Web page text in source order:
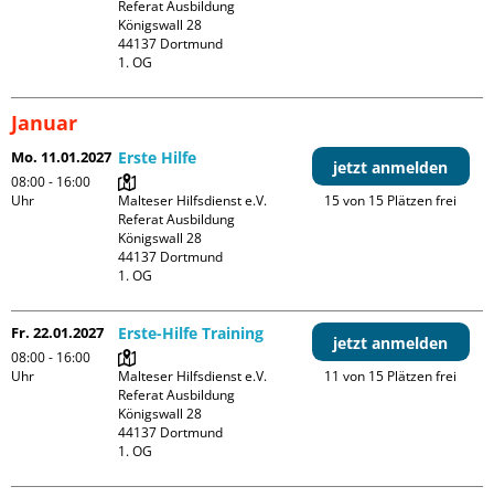
Referat Ausbildung
Königswall 28
44137 Dortmund
1. OG
Januar
Mo. 11.01.2027
08:00 - 16:00
Uhr
Erste Hilfe
Malteser Hilfsdienst e.V.
Referat Ausbildung
Königswall 28
44137 Dortmund
1. OG
jetzt anmelden
15 von 15 Plätzen frei
Fr. 22.01.2027
08:00 - 16:00
Uhr
Erste-Hilfe Training
Malteser Hilfsdienst e.V.
Referat Ausbildung
Königswall 28
44137 Dortmund
1. OG
jetzt anmelden
11 von 15 Plätzen frei